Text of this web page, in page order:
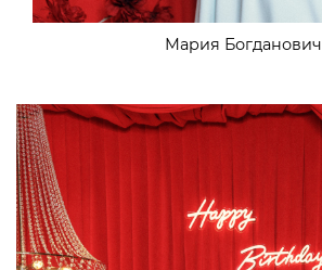
Мария Богданович